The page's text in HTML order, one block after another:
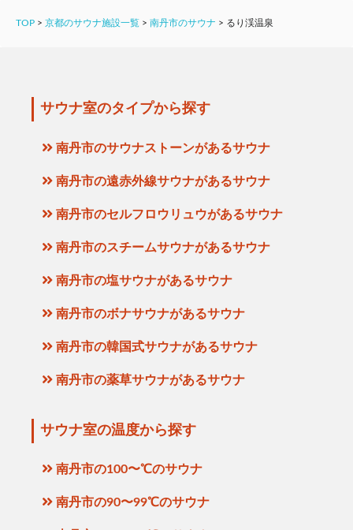
TOP > 京都のサウナ施設一覧 > 南丹市のサウナ > るり渓温泉
サウナ室のタイプから探す
南丹市のサウナストーンがあるサウナ
南丹市の遠赤外線サウナがあるサウナ
南丹市のセルフロウリュウがあるサウナ
南丹市のスチームサウナがあるサウナ
南丹市の塩サウナがあるサウナ
南丹市のボナサウナがあるサウナ
南丹市の韓国式サウナがあるサウナ
南丹市の薬草サウナがあるサウナ
サウナ室の温度から探す
南丹市の100〜℃のサウナ
南丹市の90〜99℃のサウナ